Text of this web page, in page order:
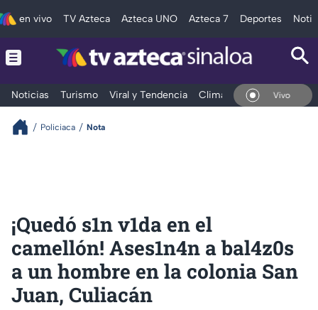
en vivo TV Azteca Azteca UNO Azteca 7 Deportes
Noticias Turismo Viral y Tendencia Clima Deportes
En Vivo
Policiaca Nota
¡Quedó s1n v1da en el
camellón! Ases1n4n a bal4z0s
a un hombre en la colonia San
Juan, Culiacán